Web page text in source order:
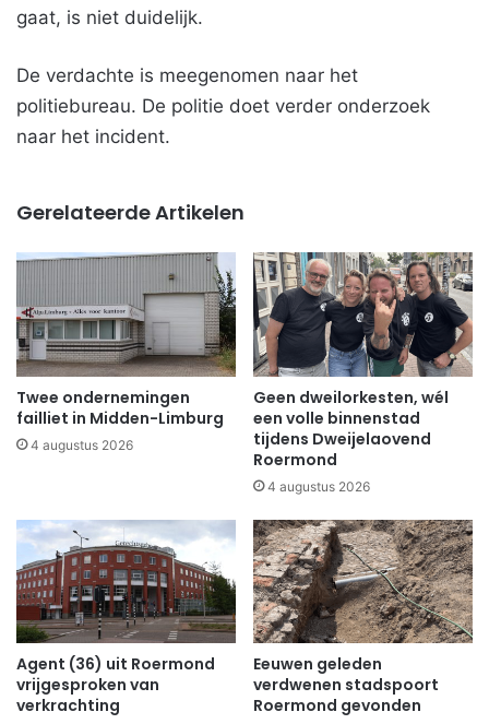
gaat, is niet duidelijk.
De verdachte is meegenomen naar het
politiebureau. De politie doet verder onderzoek
naar het incident.
Gerelateerde Artikelen
Twee ondernemingen
failliet in Midden-Limburg
4 augustus 2026
Geen dweilorkesten, wél
een volle binnenstad
tijdens Dweijelaovend
Roermond
4 augustus 2026
Agent (36) uit Roermond
vrijgesproken van
verkrachting
Eeuwen geleden
verdwenen stadspoort
Roermond gevonden